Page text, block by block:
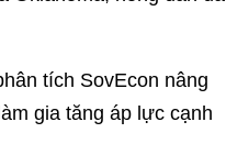
tích SovEcon nâng
gia tăng áp lực cạnh